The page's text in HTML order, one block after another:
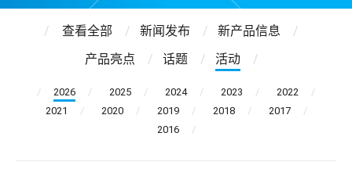
查看全部 新闻发布
新产品信息
产品亮点
话题 活动
2026 2025 2024 2023
2022
2021
2020 2019 2018
2017
2016